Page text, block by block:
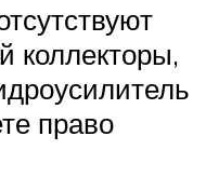
коллекторы,
право